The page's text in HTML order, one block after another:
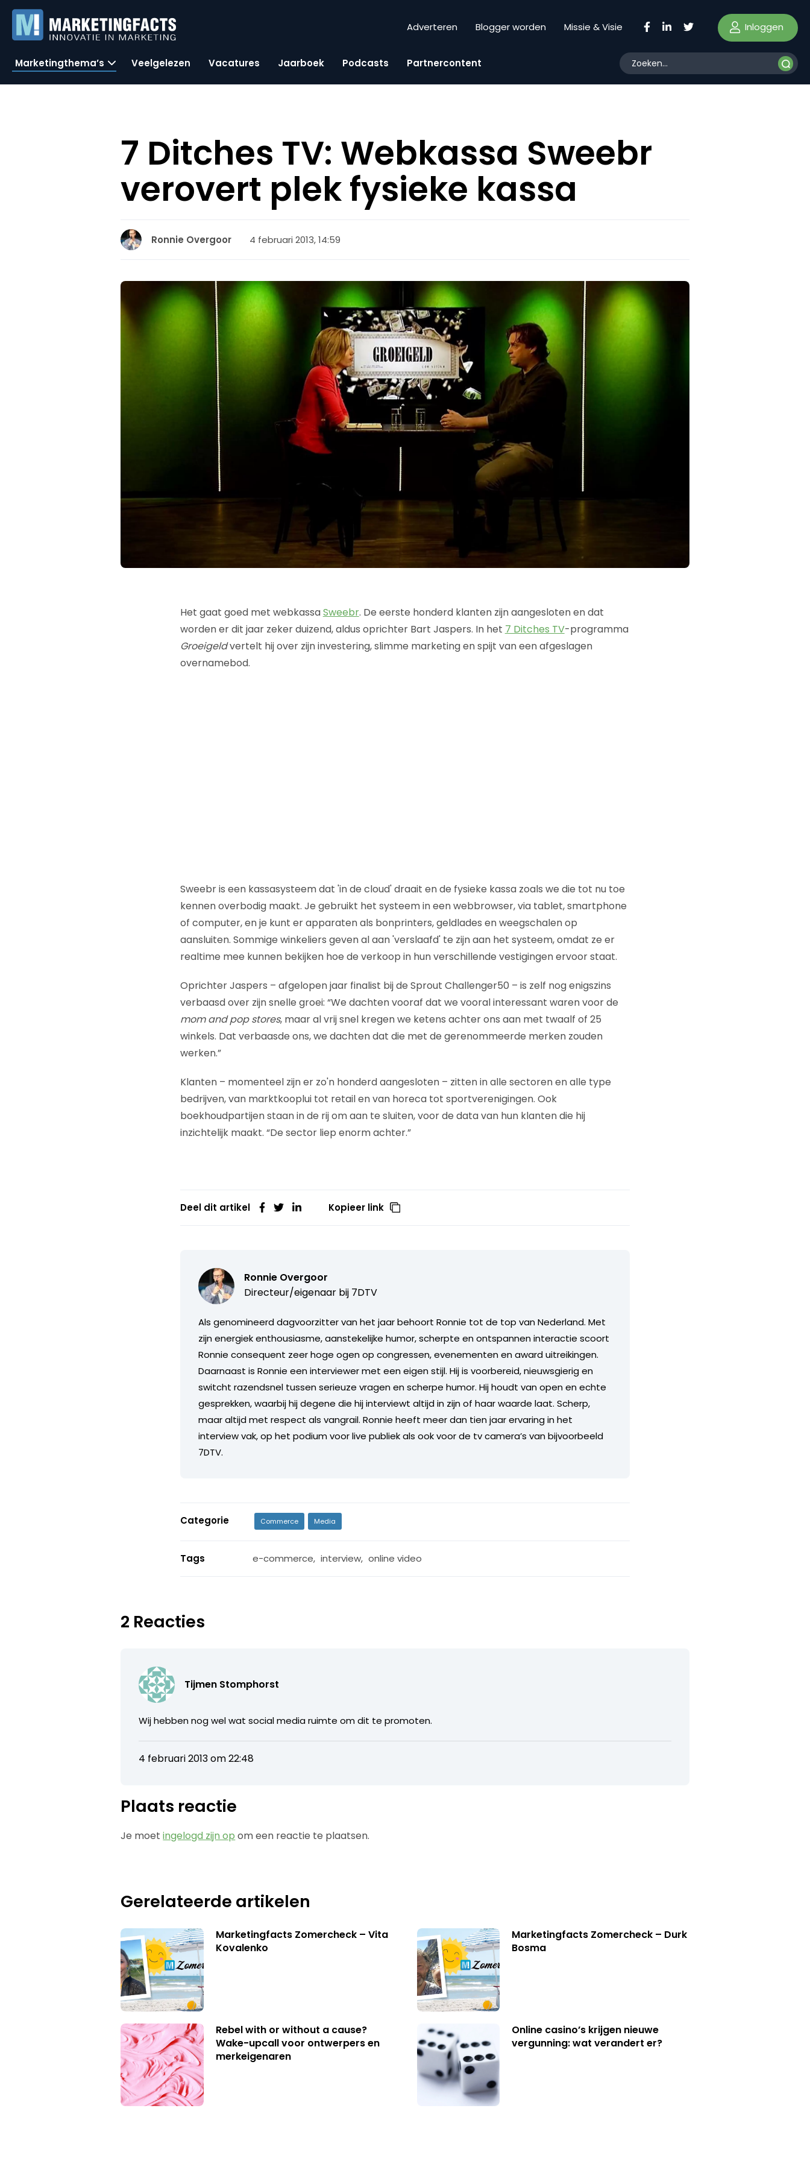
Adverteren Blogger worden Missie & Visie Inloggen
Marketingthema’s Veelgelezen Vacatures Jaarboek Podcasts Partnercontent
7 Ditches TV: Webkassa Sweebr
verovert plek fysieke kassa
Ronnie Overgoor 4 februari 2013, 14:59
Het gaat goed met webkassaSweebr. De eerste honderd klanten zijn aangesloten en dat
worden er dit jaar zeker duizend, aldus oprichter Bart Jaspers. In het 7 Ditches TV-programma
Groeigeldvertelt hij over zijn investering, slimme marketing en spijt van een afgeslagen
overnamebod.
Sweebr is een kassasysteem dat 'in de cloud' draait en de fysieke kassa zoals we die tot nu toe
kennen overbodig maakt. Je gebruikt het systeem in een webbrowser, via tablet, smartphone
of computer, en je kunt er apparaten als bonprinters, geldlades en weegschalen op
aansluiten. Sommige winkeliers geven al aan 'verslaafd' te zijn aan het systeem, omdat ze er
realtime mee kunnen bekijken hoe de verkoop in hun verschillende vestigingen ervoor staat.
Oprichter Jaspers – afgelopen jaar finalist bij de Sprout Challenger50 – is zelf nog enigszins
verbaasd over zijn snelle groei: “We dachten vooraf dat we vooral interessant waren voor de
mom and pop stores, maar al vrij snel kregen we ketens achter ons aan met twaalf of 25
winkels. Dat verbaasde ons, we dachten dat die met de gerenommeerde merken zouden
werken.”
Klanten – momenteel zijn er zo'n honderd aangesloten – zitten in alle sectoren en alle type
bedrijven, van marktkooplui tot retail en van horeca tot sportverenigingen. Ook
boekhoudpartijen staan in de rij om aan te sluiten, voor de data van hun klanten die hij
inzichtelijk maakt. “De sector liep enorm achter.”
Deel dit artikel Kopieer link
Ronnie Overgoor
Directeur/eigenaar bij 7DTV
Als genomineerd dagvoorzitter van het jaar behoort Ronnie tot de top van Nederland. Met
zijn energiek enthousiasme, aanstekelijke humor, scherpte en ontspannen interactie scoort
Ronnie consequent zeer hoge ogen op congressen, evenementen en award uitreikingen.
Daarnaast is Ronnie een interviewer met een eigen stijl. Hij is voorbereid, nieuwsgierig en
switcht razendsnel tussen serieuze vragen en scherpe humor. Hij houdt van open en echte
gesprekken, waarbij hij degene die hij interviewt altijd in zijn of haar waarde laat. Scherp,
maar altijd met respect als vangrail. Ronnie heeft meer dan tien jaar ervaring in het
interview vak, op het podium voor live publiek als ook voor de tv camera’s van bijvoorbeeld
7DTV.
Categorie Commerce Media
Tags e-commerce, interview, online video
2 Reacties
Tijmen Stomphorst
Wij hebben nog wel wat social media ruimte om dit te promoten.
4 februari 2013 om 22:48
Plaats reactie
Je moetingelogd zijn op om een reactie te plaatsen.
Gerelateerde artikelen
Marketingfacts Zomercheck – Vita
Kovalenko
Marketingfacts Zomercheck – Durk
Bosma
Rebel with or without a cause?
Wake-upcall voor ontwerpers en
merkeigenaren
Online casino’s krijgen nieuwe
vergunning: wat verandert er?